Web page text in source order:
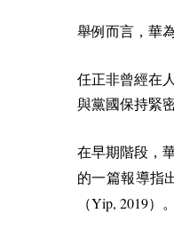
舉例而言，華
任正非曾經在
與黨國保持緊
在早期階段，
的一篇報導指
（Yip, 2019）。